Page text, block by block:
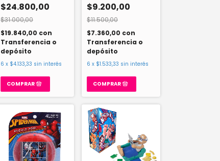
$24.800,00
$31.000,00
$19.840,00 con
Transferencia o
depósito
6 x $4.133,33 sin interés
$9.200,00
$11.500,00
$7.360,00 con
Transferencia o
depósito
6 x $1.533,33 sin interés